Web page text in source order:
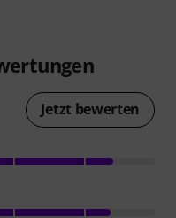
Jetzt bewerten